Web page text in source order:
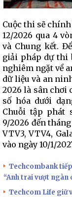
Cuộc thi sẽ
12/2026 qua 4
và Chung kết.
giải pháp dự thi
nghiêm ngặt về
dữ liệu và an
2026 là sân chơi
số hóa dưới
Chuỗi tập phát
9/2026 đến
VTV3, VTV4,
vào ngày 10/1/
Techcombank
“Anh trai vượt ngàn
Techcom Life giữ